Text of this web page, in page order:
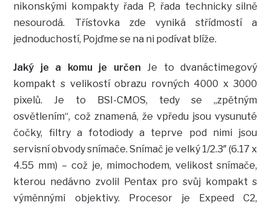
nikonskými kompakty řada P, řada technicky silně
nesourodá. Třístovka zde vyniká střídmostí a
jednoduchostí, Pojďme se na ni podívat blíže.
Jaký je a komu je určen Je to dvanáctimegový
kompakt s velikostí obrazu rovných 4000 x 3000
pixelů. Je to BSI-CMOS, tedy se „zpětným
osvětlením“, což znamená, že vpředu jsou vysunuté
čočky, filtry a fotodiody a teprve pod nimi jsou
servisní obvody snímače. Snímač je velký 1/2.3″ (6.17 x
4.55 mm) – což je, mimochodem, velikost snímače,
kterou nedávno zvolil Pentax pro svůj kompakt s
výměnnými objektivy. Procesor je Expeed C2,